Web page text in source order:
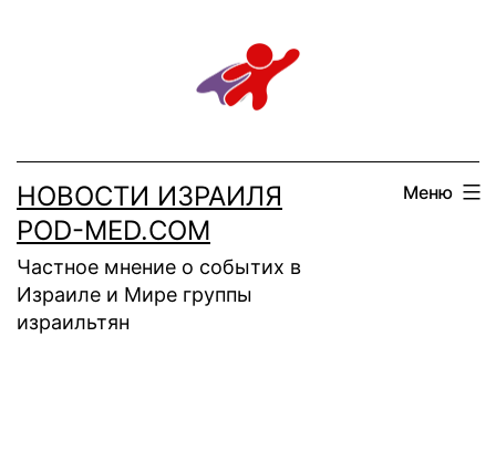
НОВОСТИ ИЗРАИЛЯ
POD-MED.COM
Частное мнение о событих в
Израиле и Мире группы
израильтян
Меню